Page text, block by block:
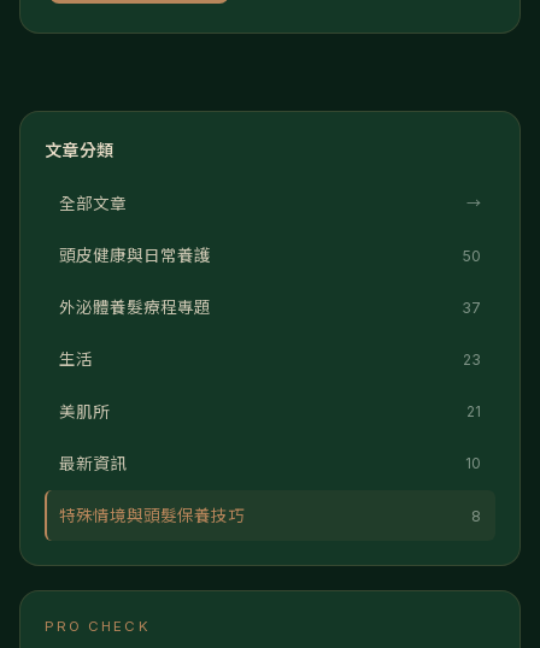
文章分類
全部文章 →
頭皮健康與日常養護 50
外泌體養髮療程專題 37
生活 23
美肌所 21
最新資訊 10
特殊情境與頭髮保養技巧 8
PRO CHECK